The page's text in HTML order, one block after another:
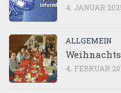
4. JANUAR
ALLGEMEIN
4. FEBRUAR